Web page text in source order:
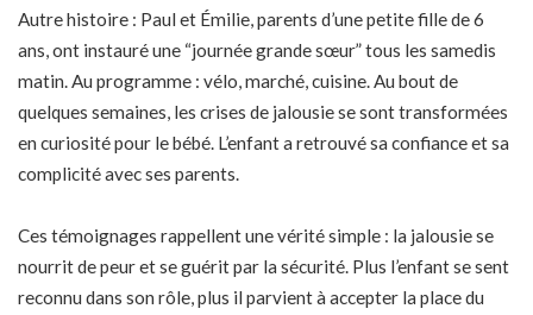
Autre histoire : Paul et Émilie, parents d’une petite fille de 6
ans, ont instauré une “journée grande sœur” tous les samedis
matin. Au programme : vélo, marché, cuisine. Au bout de
quelques semaines, les crises de jalousie se sont transformées
en curiosité pour le bébé. L’enfant a retrouvé sa confiance et sa
complicité avec ses parents.
Ces témoignages rappellent une vérité simple : la jalousie se
nourrit de peur et se guérit par la sécurité. Plus l’enfant se sent
reconnu dans son rôle, plus il parvient à accepter la place du